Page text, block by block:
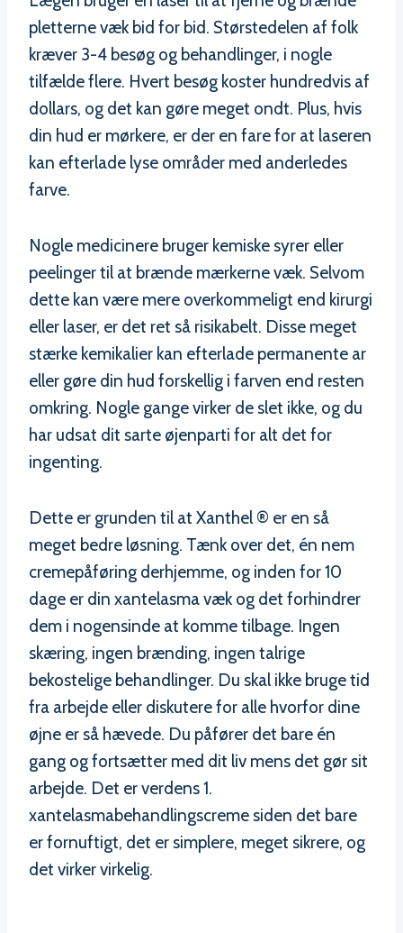
pletterne væk bid for bid. Størstedelen af folk
kræver 3-4 besøg og behandlinger, i nogle
tilfælde flere. Hvert besøg koster hundredvis af
dollars, og det kan gøre meget ondt. Plus, hvis
din hud er mørkere, er der en fare for at laseren
kan efterlade lyse områder med anderledes
farve.
Nogle medicinere bruger kemiske syrer eller
peelinger til at brænde mærkerne væk. Selvom
dette kan være mere overkommeligt end kirurgi
eller laser, er det ret så risikabelt. Disse meget
stærke kemikalier kan efterlade permanente ar
eller gøre din hud forskellig i farven end resten
omkring. Nogle gange virker de slet ikke, og du
har udsat dit sarte øjenparti for alt det for
ingenting.
Dette er grunden til at Xanthel ® er en så
meget bedre løsning. Tænk over det, én nem
cremepåføring derhjemme, og inden for 10
dage er din xantelasma væk og det forhindrer
dem i nogensinde at komme tilbage. Ingen
skæring, ingen brænding, ingen talrige
bekostelige behandlinger. Du skal ikke bruge tid
fra arbejde eller diskutere for alle hvorfor dine
øjne er så hævede. Du påfører det bare én
gang og fortsætter med dit liv mens det gør sit
arbejde. Det er verdens 1.
xantelasmabehandlingscreme siden det bare
er fornuftigt, det er simplere, meget sikrere, og
det virker virkelig.